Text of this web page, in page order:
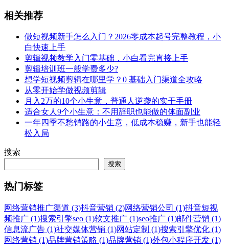
相关推荐
做短视频新手怎么入门？2026零成本起号完整教程，小
白快速上手
剪辑视频教学入门零基础，小白看完直接上手
剪辑培训班一般学费多少?
想学短视频剪辑在哪里学？0 基础入门渠道全攻略
从零开始学做视频剪辑
月入2万的10个小生意，普通人逆袭的实干手册
适合女人9个小生意：不用辞职也能做的体面副业
一年四季不愁销路的小生意，低成本稳赚，新手也能轻
松入局
搜索
搜索
热门标签
网络营销推广渠道 (3)抖音营销 (2)网络营销公司 (1)抖音短视
频推广 (1)搜索引擎seo (1)软文推广 (1)seo推广 (1)邮件营销 (1)
信息流广告 (1)社交媒体营销 (1)网站定制 (1)搜索引擎优化 (1)
网络营销 (1)品牌营销策略 (1)品牌营销 (1)外包小程序开发 (1)